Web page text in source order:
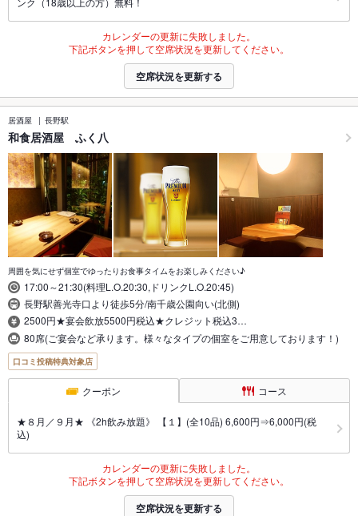
カレンダーの更新に失敗しました。
下記ボタンを押して空席状況を更新してください。
空席状況を更新する
居酒屋 長野駅
和食居酒屋 ふく八
周囲を気にせず個室でゆったりお食事タイムをお楽しみください♪
17:00～21:30(料理L.O.20:30,ドリンクL.O.20:45)
長野駅善光寺口より徒歩5分/南千歳公園向い(北側)
2500円★宴会飲放5500円税込★クレジット税込3…
80席(ご宴会など承ります。様々なタイプの個室をご用意しております！)
口コミ投稿特典対象店
クーポン コース
★８月／９月★ 《2h飲み放題》 【１】(全10品) 6,600円⇒6,000円(税
込)
カレンダーの更新に失敗しました。
下記ボタンを押して空席状況を更新してください。
空席状況を更新する